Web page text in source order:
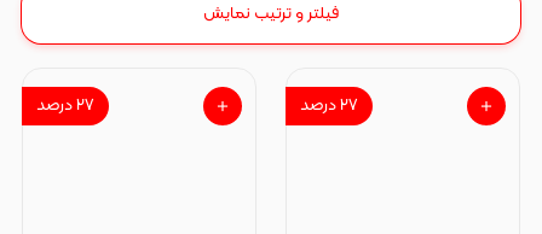
فیلتر و ترتیب نمایش
۲۷درصد ۲۷درصد